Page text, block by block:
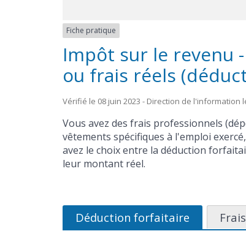
Fiche pratique
Impôt sur le revenu
ou frais réels
Vérifié le 08 juin 2023 - Direction de
Vous avez des frais professionnels
vêtements spécifiques à l'emploi
avez le choix entre la déduction
leur montant réel.
Déduction forfaitaire